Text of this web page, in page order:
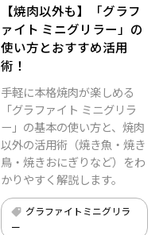
【焼肉以外も】「グラフ
ァイト ミニグリラー」の
使い方とおすすめ活用
術！
手軽に本格焼肉が楽しめる
「グラファイト ミニグリラ
ー」の基本の使い方と、焼肉
以外の活用術（焼き魚・焼き
鳥・焼きおにぎりなど）をわ
かりやすく解説します。
グラファイトミニグリラ
ー